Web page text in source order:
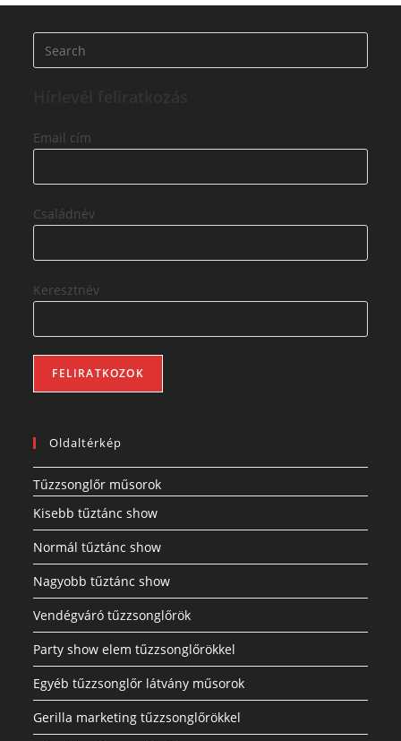
Email cím
Családnév
Keresztnév
Oldaltérkép
Tűzzsonglőr műsorok
Kisebb tűztánc show
Normál tűztánc show
Nagyobb tűztánc show
Vendégváró tűzzsonglőrök
Party show elem tűzzsonglőrökkel
Egyéb tűzzsonglőr látvány műsorok
Gerilla marketing tűzzsonglőrökkel